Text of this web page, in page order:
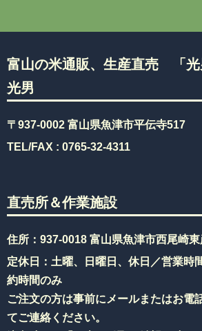
富山の米通販、生産直売 「光
光男
〒937-0002 富山県魚津市平伝寺517
TEL/FAX : 0765-32-4311
直売所＆作業施設
住所：937-0018 富山県魚津市西尾崎
定休日：土曜、日曜日、休日／営業時
約時間のみ
ご注文の方は事前にメールまたはお電
てご連絡ください。